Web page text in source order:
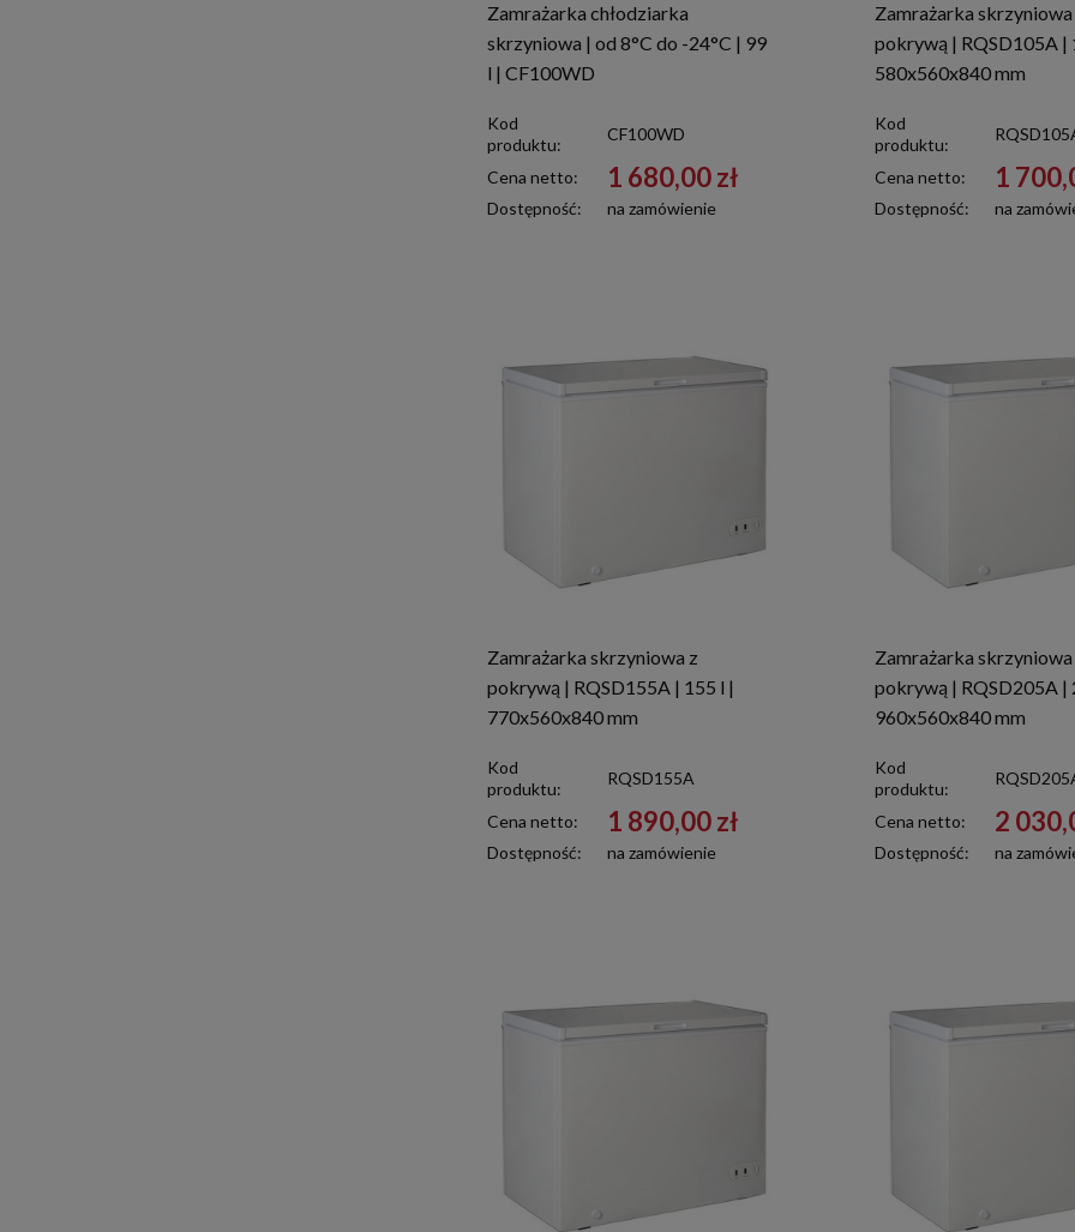
Zamrażarka chłodziarka
skrzyniowa | od 8°C do -24°C | 99
l | CF100WD
Kod
produktu:
CF100WD
Cena netto: 1 680,00 zł
Dostępność: na zamówienie
Zamrażarka
pokrywą | RQSD105A |
580x560x840 mm
Kod
produktu:
Cena netto: 1
Dostępność: na
Zamrażarka skrzyniowa z
pokrywą | RQSD155A | 155 l |
770x560x840 mm
Kod
produktu:
RQSD155A
Cena netto: 1 890,00 zł
Dostępność: na zamówienie
Zamrażarka
pokrywą | RQSD205A |
960x560x840 mm
Kod
produktu:
Cena netto: 2
Dostępność: na